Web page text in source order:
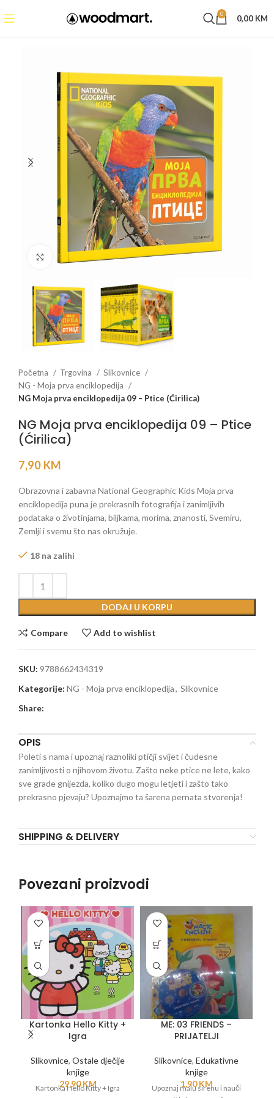
0 0,00 KM
Click to enlarge
Početna Trgovina
Slikovnice
NG - Moja prva enciklopedija
NG Moja prva enciklopedija 09 – Ptice (Ćirilica)
NG Moja prva enciklopedija 09 – Ptice
(Ćirilica)
7,90 KM
Obrazovna i zabavna National Geographic Kids Moja prva
enciklopedija puna je prekrasnih fotografija i zanimljivih
podataka o životinjama, biljkama, morima, znanosti, Svemiru,
Zemlji i svemu što nas okružuje.
18 na zalihi
DODAJ U KORPU
Compare Add to wishlist
SKU: 9788662434319
Kategorije: NG - Moja prva enciklopedija, Slikovnice
Share:
OPIS
Poleti s nama i upoznaj raznoliki ptičji svijet i čudesne
zanimljivosti o njihovom životu. Zašto neke ptice ne lete, kako
sve grade gnijezda, koliko dugo mogu letjeti i zašto tako
prekrasno pjevaju? Upoznajmo ta šarena pernata stvorenja!
SHIPPING & DELIVERY
Povezani proizvodi
Kartonka Hello Kitty +
Igra
Slikovnice, Ostale dječije
knjige
29,90KM
Kartonka Hello Kitty + Igra
ME: 03 FRIENDS –
PRIJATELJI
Slikovnice, Edukativne
knjige
1,90KM
Upoznaj malu sirenu i nauči